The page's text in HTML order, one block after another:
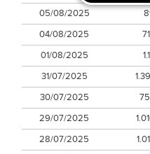
05/08/2025
04/08/2025
01/08/2025
31/07/2025
30/07/2025
29/07/2025
28/07/2025